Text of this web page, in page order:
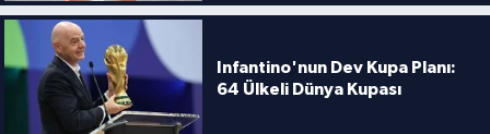
Infantino'nun Dev Kupa Planı:
64 Ülkeli Dünya Kupası